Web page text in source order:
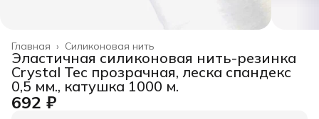
Силиконовая нить
Главная ›
Эластичная силиконовая нить-резинка
Crystal Tec прозрачная, леска спандекс
0,5 мм., катушка 1000 м.
692 ₽